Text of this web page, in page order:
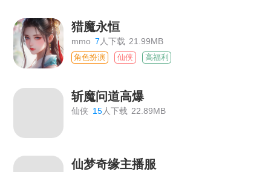
猎魔永恒
mmo 7 人下载 21.99MB
角色扮演 仙侠 高福利
斩魔问道高爆
仙侠 15人下载 22.89MB
仙梦奇缘主播服